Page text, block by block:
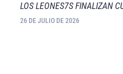
LOS LEONES7S FINALIZAN
26 DE JULIO DE 2026